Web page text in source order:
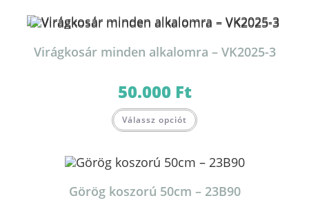
Virágkosár minden alkalomra – VK2025-3
50.000 Ft
Válassz opciót
Görög koszorú 50cm – 23B90